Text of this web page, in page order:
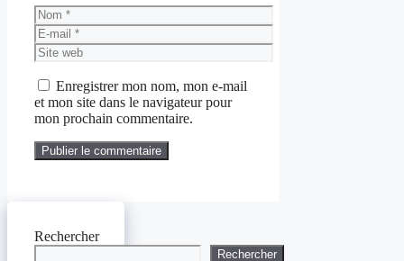
Nom
E-
mail
Site
web
Enregistrer mon nom, mon e-mail
et mon site dans le navigateur pour
mon prochain commentaire.
Rechercher
Rechercher